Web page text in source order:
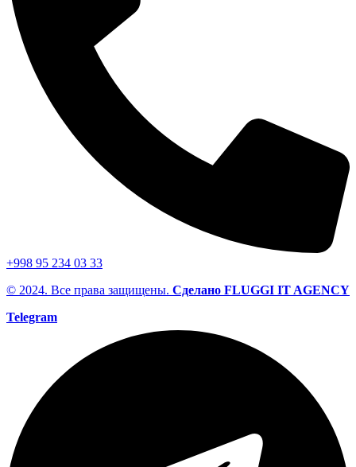
+998 95 234 03 33
© 2024. Все права защищены. Сделано FLUGGI IT AGENCY
Telegram